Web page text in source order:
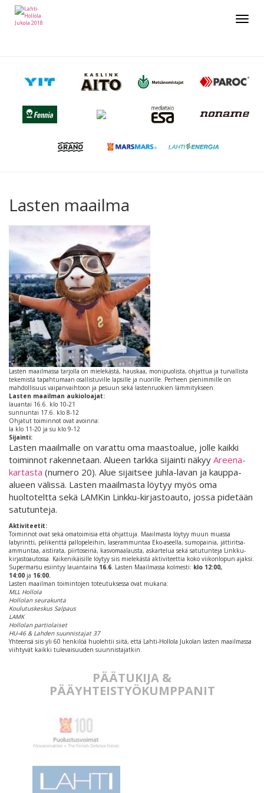
Toggle
Lasten maailma
Lasten maailmassa tarjolla on mielekästä, hauskaa, monipuolista, ohjattua ja turvallista
tekemistä tapahtumaan osallistuville lapsille ja nuorille. Perheen pienimmille on
mahdollisuus vaipanvaihtoon ja pesuun sekä lastenruokien lämmitykseen.
Lasten maailman aukioloajat:
lauantai 16.6. klo 10-21
sunnuntai 17.6. klo 8-12
Ohjatut toiminnot ovat avoinna:
la klo 11-20 ja su klo 9-12
Sijainti:
Lasten maailmalle on varattu oma maastoalue, jolle kaikki
toiminnot rakennetaan. Alueen tarkka sijainti näkyy Areena-
kartasta (numero 20). Alue sijaitsee juhla-lavan ja kauppa-
alueen välissä. Lasten maailmasta löytyy myös oma
huoltoteltta sekä LAMKin Linkku-kirjastoauto, jossa pidetään
satutunteja.
Aktiviteetit:
Toiminnot ovat sekä omatoimisia että ohjattuja. Maailmasta löytyy muun muassa
labyrintti, pelikenttä pallopeleihin, laserammuntaa Eko-aseella, sumopainia, jättiritsa-
ammuntaa, aistirata, piirtoseinä, kasvomaalausta, askartelua sekä satutunteja Linkku-
kirjastoautossa. Kaikenikäisille löytyy siis mielekästä aktiviteettia koko viikonlopun ajaksi.
Supermarsu esiintyy lauantaina 16.6. Lasten Maailmassa kolmesti: klo 12:00,
14:00 ja 16:00.
Lasten maailman toimintojen toteutuksessa ovat mukana:
MLL Hollola
Hollolan seurakunta
Koulutuskeskus Salpaus
LAMK
Hollolan partiolaiset
HU-46 & Lahden suunnistajat 37
Yhteensä siis yli 60 henkilöä huolehtii siitä, että Lahti-Hollola Jukolan lasten maailmassa
viihtyvät kaikki tulevaisuuden suunnistajatkin.
PÄÄTUKIJA &
PÄÄYHTEISTYÖKUMPPANIT